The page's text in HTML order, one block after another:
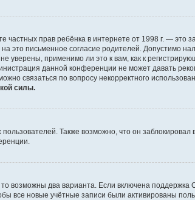
частных прав ребёнка в интернете от 1998 г. —
письменное согласие родителей. Допустимо
применимо ли это к вам, как к
данной конференции не может давать
связаться по вопросу некорректного
силы.
Также возможно, что он
возможны два варианта. Если включена поддержка
все новые учётные записи были активированы